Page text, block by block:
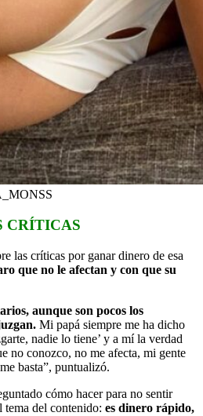
CRÍTICAS
las críticas por ganar dinero de esa
que no le afectan y con que su
aunque son pocos los
Mi papá siempre me ha dicho
nadie lo tiene’ y a mí la verdad
no conozco, no me afecta, mi gente
basta”, puntualizó.
cómo hacer para no sentir
tema del contenido: es dinero rápido,